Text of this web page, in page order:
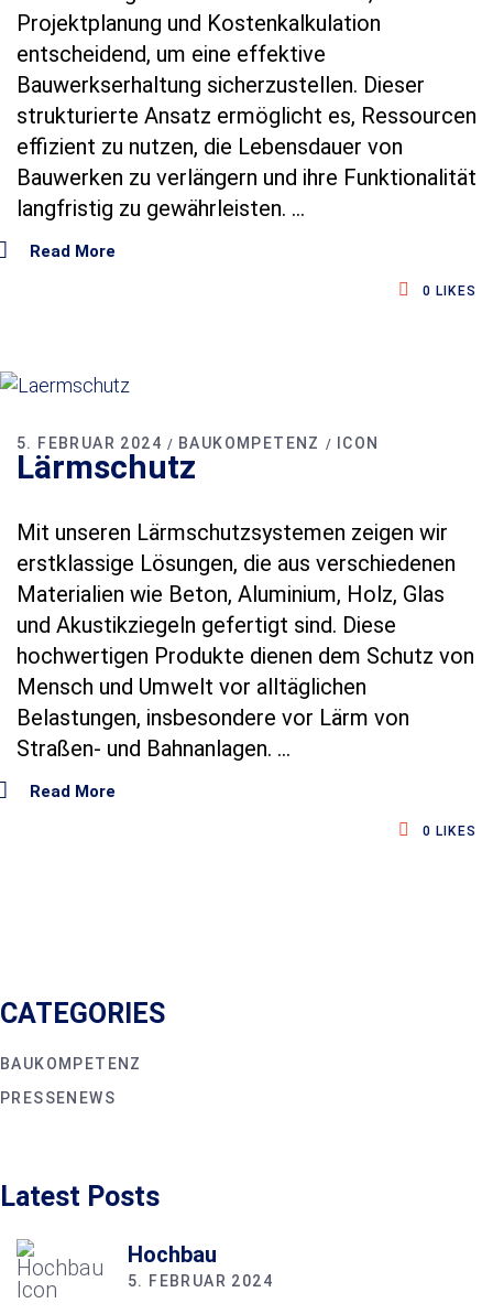
Projektplanung und Kostenkalkulation
entscheidend, um eine effektive
Bauwerkserhaltung sicherzustellen. Dieser
strukturierte Ansatz ermöglicht es, Ressourcen
effizient zu nutzen, die Lebensdauer von
Bauwerken zu verlängern und ihre Funktionalität
langfristig zu gewährleisten.
Read More
0 LIKES
5. FEBRUAR 2024 BAUKOMPETENZ ICON
Lärmschutz
Mit unseren Lärmschutzsystemen zeigen wir
erstklassige Lösungen, die aus verschiedenen
Materialien wie Beton, Aluminium, Holz, Glas
und Akustikziegeln gefertigt sind. Diese
hochwertigen Produkte dienen dem Schutz von
Mensch und Umwelt vor alltäglichen
Belastungen, insbesondere vor Lärm von
Straßen- und Bahnanlagen.
Read More
0 LIKES
CATEGORIES
BAUKOMPETENZ
PRESSENEWS
Latest Posts
Hochbau
5. FEBRUAR 2024